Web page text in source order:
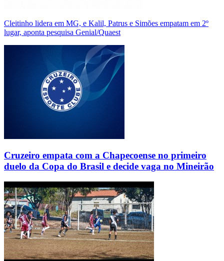
Cleitinho lidera em MG, e Kalil, Patrus e Simões empatam em 2º
lugar, aponta pesquisa Genial/Quaest
Cruzeiro empata com a Chapecoense no primeiro
duelo da Copa do Brasil e decide vaga no Mineirão